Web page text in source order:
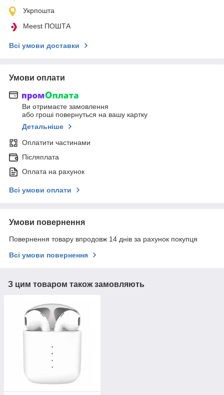
Укрпошта
Meest ПОШТА
Всі умови доставки
Умови оплати
Ви отримаєте замовлення
або гроші повернуться на вашу картку
Детальніше
Оплатити частинами
Післяплата
Оплата на рахунок
Всі умови оплати
Умови повернення
Повернення товару впродовж 14 днів за рахунок покупця
Всі умови повернення
З цим товаром також замовляють